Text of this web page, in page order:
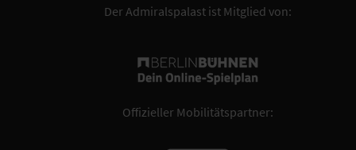
Der Admiralspalast ist Mitglied von:
Offizieller Mobilitätspartner: